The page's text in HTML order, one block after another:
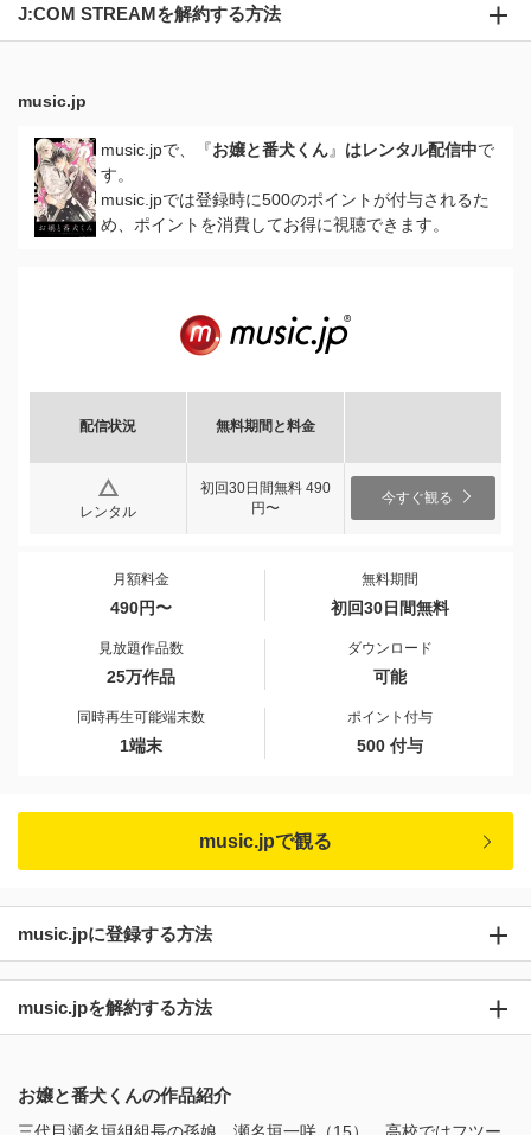
J:COM STREAMを解約する方法
music.jp
music.jpで、『お嬢と番犬くん』 はレンタル配信中で
す。
music.jpでは登録時に500のポイントが付与されるた
め、ポイントを消費してお得に視聴できます。
配信状況 無料期間と料金
レンタル
初回30日間無料 490
円〜
今すぐ観る
月額料金
490円〜
無料期間
初回30日間無料
見放題作品数
25万作品
ダウンロード
可能
同時再生可能端末数
1端末
ポイント付与
500 付与
music.jpで観る
music.jpに登録する方法
music.jpを解約する方法
お嬢と番犬くんの作品紹介